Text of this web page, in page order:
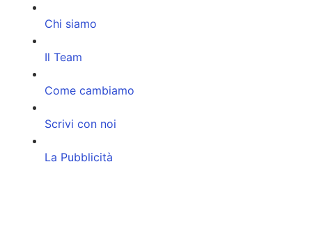
Chi siamo
Il Team
Come cambiamo
Scrivi con noi
La Pubblicità